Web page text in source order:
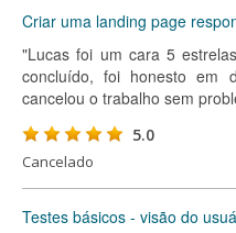
Criar uma landing page
"Lucas foi um cara 5
concluído, foi honesto em
cancelou o trabalho sem
5.0
Cancelado
Testes básicos - visão do